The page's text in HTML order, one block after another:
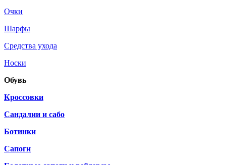
Очки
Шарфы
Средства ухода
Носки
Обувь
Кроссовки
Сандалии и сабо
Ботинки
Сапоги